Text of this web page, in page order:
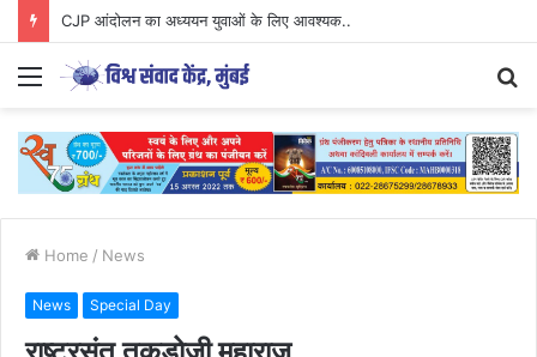
CJP आंदोलन का अध्ययन युवाओं के लिए आवश्यक..
Menu
Home / News
News Special Day